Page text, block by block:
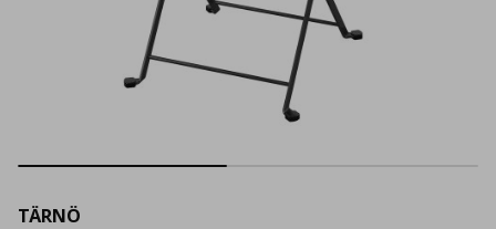
TÄRNÖ